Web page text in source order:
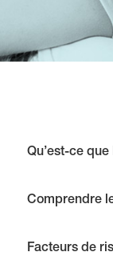
Qu’est-ce
Comprendre
Facteurs de